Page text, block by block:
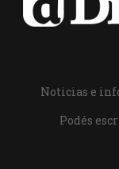
Noticias e
Podés